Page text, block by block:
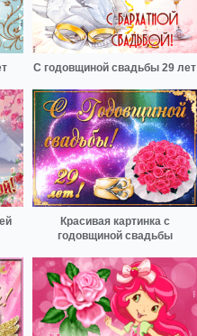
С годовщиной свадьбы 29 лет
Красивая картинка с
годовщиной свадьбы